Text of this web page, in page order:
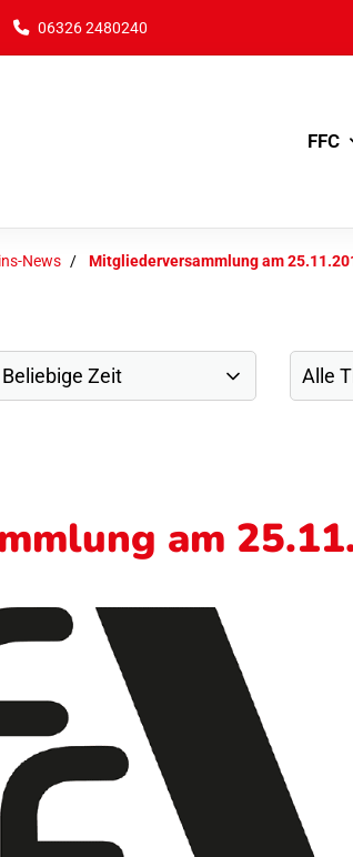
06326 2480240
FFC
News Mitgliederversammlung am
am